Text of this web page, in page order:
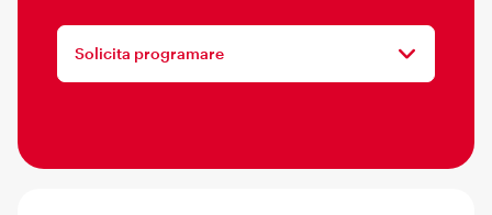
Solicita programare